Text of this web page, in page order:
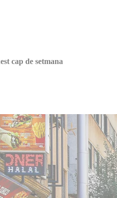
cap de setmana